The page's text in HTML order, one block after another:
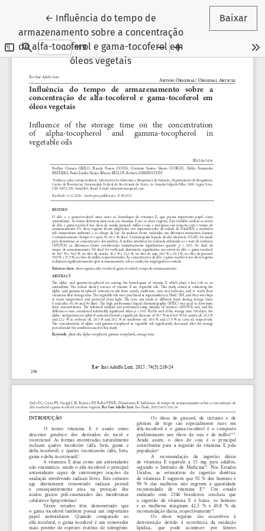
← Voltar aos Detalhes do Artigo
Influência do tempo de
armazenamento sobre a concentração
de alfa-tocoferol e gama-tocoferol em
óleos vegetais
Baixar